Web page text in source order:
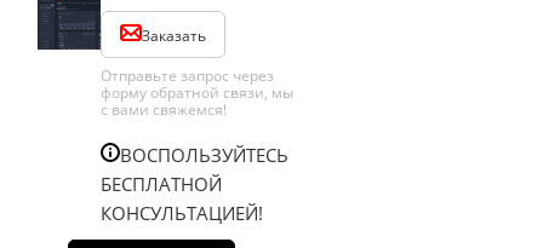
Заказать
Отправьте запрос через
форму обратной связи, мы
с вами свяжемся!
ВОСПОЛЬЗУЙТЕСЬ
БЕСПЛАТНОЙ
КОНСУЛЬТАЦИЕЙ!